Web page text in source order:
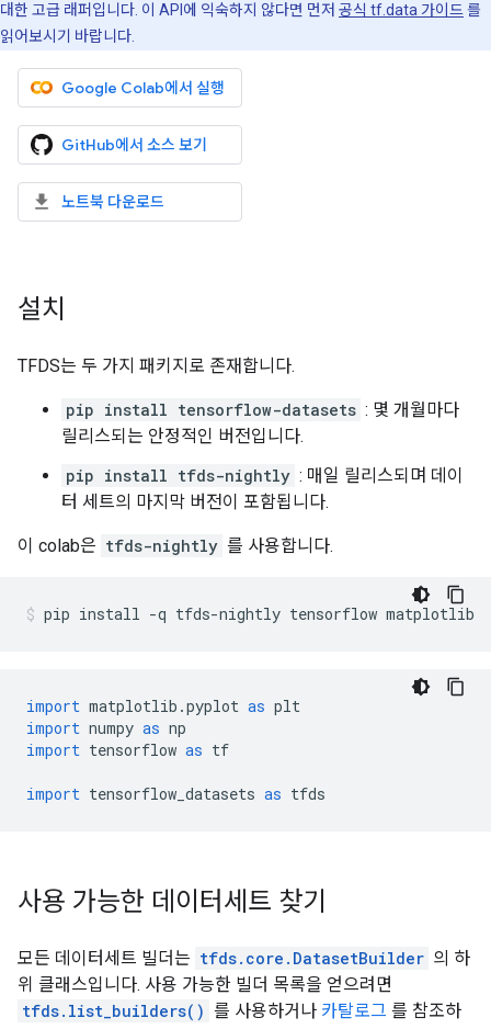
대한 고급 래퍼입니다. 이 API에 익숙하지 않다면 먼저 공식 tf.data 가이드를
읽어보시기 바랍니다.
Google Colab에서 실행
GitHub에서 소스 보기
노트북 다운로드
설치
TFDS는 두 가지 패키지로 존재합니다.
pip install tensorflow-datasets : 몇 개월마다
릴리스되는 안정적인 버전입니다.
pip install tfds-nightly : 매일 릴리스되며 데이
터 세트의 마지막 버전이 포함됩니다.
이 colab은 tfds-nightly 를 사용합니다.
pip install -q tfds-nightly tensorflow matplotlib
import matplotlib .pyplot as plt
import numpy as np
import tensorflow as tf
import tensorflow_datasets as tfds
사용 가능한 데이터세트 찾기
모든 데이터세트 빌더는 tfds.core.DatasetBuilder 의 하
위 클래스입니다. 사용 가능한 빌더 목록을 얻으려면
tfds.list_builders() 를 사용하거나 카탈로그 를 참조하